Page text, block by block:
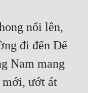
nổi lên,
đi đến Đế
Nam mang
mới, ướt át